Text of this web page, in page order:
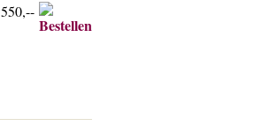
550,--